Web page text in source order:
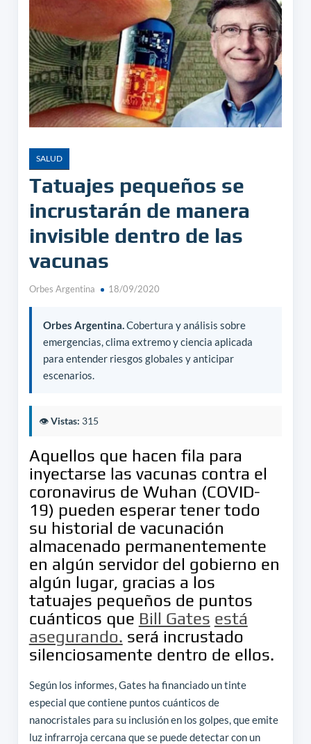
SALUD
Tatuajes pequeños se
incrustarán de manera
invisible dentro de las
vacunas
Orbes Argentina 18/09/2020
Orbes Argentina. Cobertura y análisis sobre
emergencias, clima extremo y ciencia aplicada
para entender riesgos globales y anticipar
escenarios.
👁️Vistas: 315
Aquellos que hacen fila para
inyectarse las vacunas contra el
coronavirus de Wuhan (COVID-
19) pueden esperar tener todo
su historial de vacunación
almacenado permanentemente
en algún servidor del gobierno en
algún lugar, gracias a los
tatuajes pequeños de puntos
cuánticos que Bill Gates está
asegurando. será incrustado
silenciosamente dentro de ellos.
Según los informes, Gates ha financiado un tinte
especial que contiene puntos cuánticos de
nanocristales para su inclusión en los golpes, que emite
luz infrarroja cercana que se puede detectar con un